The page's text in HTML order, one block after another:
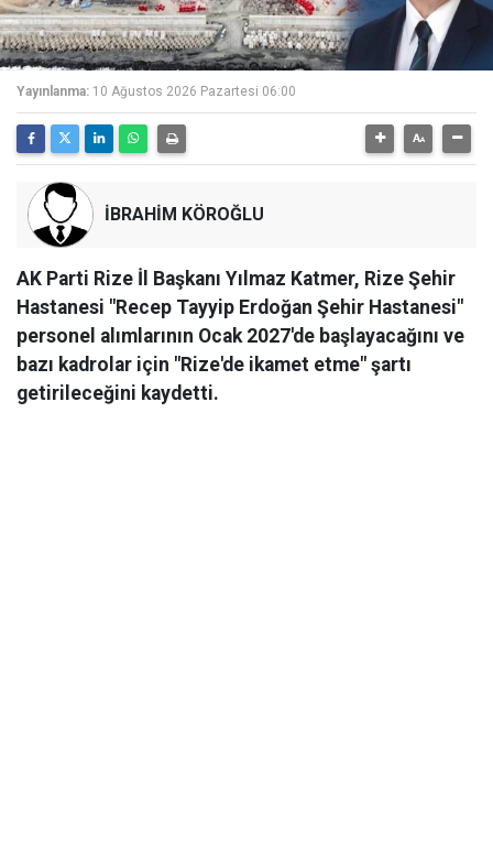
Yayınlanma: 10 Ağustos 2026 Pazartesi 06:00
İBRAHİM KÖROĞLU
AK Parti Rize İl Başkanı Yılmaz Katmer, Rize Şehir
Hastanesi "Recep Tayyip Erdoğan Şehir Hastanesi"
personel alımlarının Ocak 2027'de başlayacağını ve
bazı kadrolar için "Rize'de ikamet etme" şartı
getirileceğini kaydetti.